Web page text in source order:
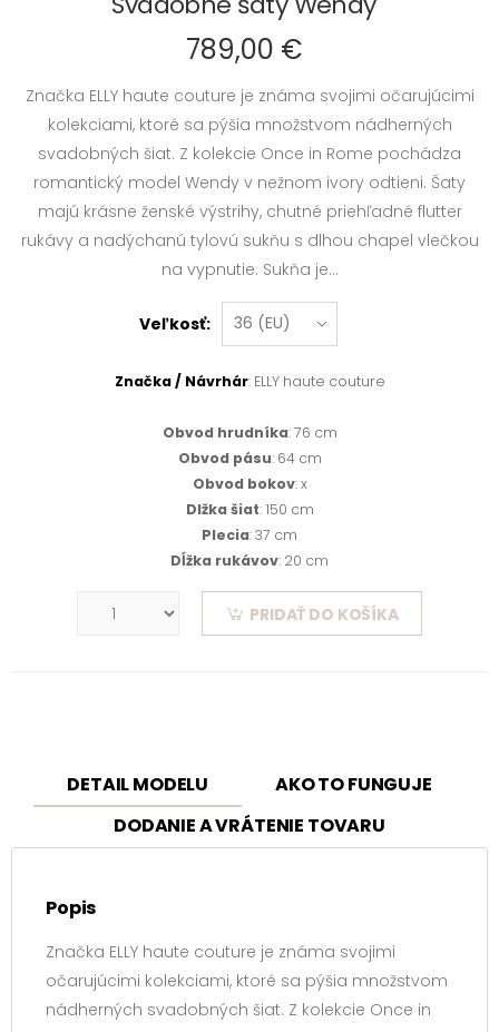
789,00 €
Značka ELLY haute couture je známa svojimi očarujúcimi
kolekciami, ktoré sa pýšia množstvom nádherných
svadobných šiat. Z kolekcie Once in Rome pochádza
romantický model Wendy v nežnom ivory odtieni. Šaty
majú krásne ženské výstrihy, chutné priehľadné flutter
rukávy a nadýchanú tylovú sukňu s dlhou chapel vlečkou
na vypnutie. Sukňa je...
Veľkosť:
Značka / Návrhár: ELLY haute couture
Obvod hrudníka: 76 cm
Obvod pásu: 64 cm
Obvod bokov: x
Dlžka šiat: 150 cm
Plecia: 37 cm
Dĺžka rukávov: 20 cm
PRIDAŤ DO KOŠÍKA
DETAIL MODELU
AKO TO FUNGUJE
DODANIE A VRÁTENIE TOVARU
Popis
Značka ELLY haute couture je známa svojimi
očarujúcimi kolekciami, ktoré sa pýšia množstvom
nádherných svadobných šiat. Z kolekcie Once in